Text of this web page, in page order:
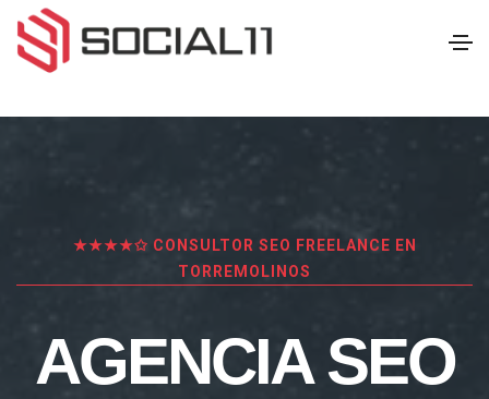
★★★★✩ CONSULTOR SEO FREELANCE EN
TORREMOLINOS
AGENCIA SEO